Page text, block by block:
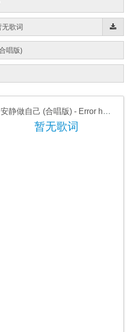
安静做自己 (合唱版) - Error happens ╥﹏╥
暂无歌词